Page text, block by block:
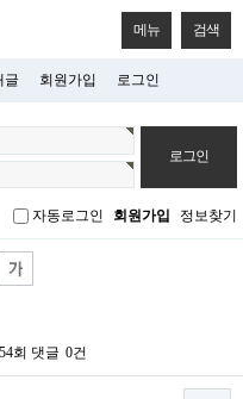
메뉴 검색
글 회원가입 로그인
자동로그인 회원가입 정보찾기
회 댓글 0건